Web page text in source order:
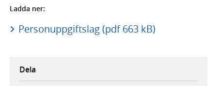
Ladda ner:
Personuppgiftslag (pdf 663 kB)
Dela